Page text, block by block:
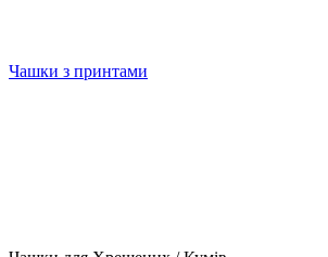
Чашки з принтами